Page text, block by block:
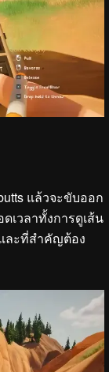
แล้วจะขับออก
เวลาทั้งการดูเส้น
ละที่สำคัญต้อง